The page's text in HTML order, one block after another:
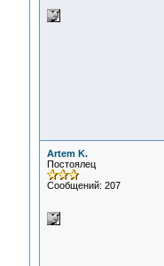
Artem K.
Постоялец
Сообщений: 207